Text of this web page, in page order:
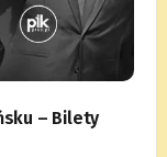
– Bilety